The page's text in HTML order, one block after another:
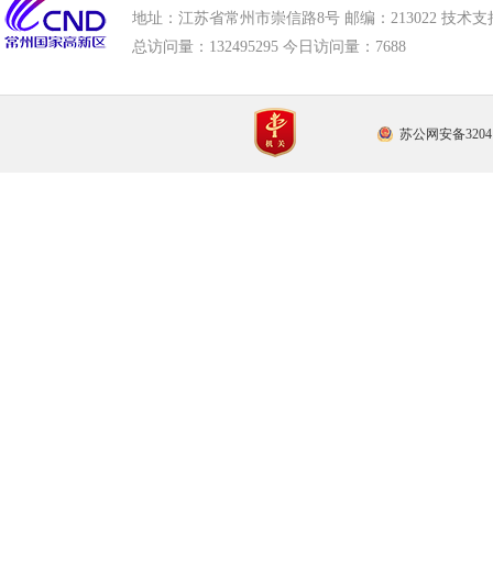
地址：江苏省常州市崇信路8号 邮编：213022 技术支
总访问量： 132495295 今日访问量： 7688
苏公网安备